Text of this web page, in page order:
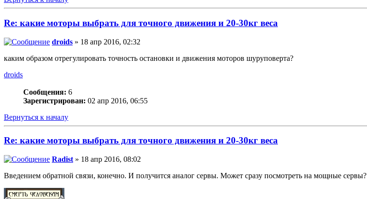
Re: какие моторы выбрать для точного движения и 20-30кг веса
droids » 18 апр 2016, 02:32
каким образом отрегулировать точность остановки и движения моторов шуруповерта?
droids
Сообщения: 6
Зарегистрирован: 02 апр 2016, 06:55
Вернуться к началу
Re: какие моторы выбрать для точного движения и 20-30кг веса
Radist » 18 апр 2016, 08:02
Введением обратной связи, конечно. И получится аналог сервы. Может сразу посмотреть на мощные сервы?